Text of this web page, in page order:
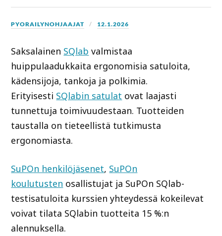
PYORAILYNOHJAAJAT 12.1.2026
Saksalainen SQlab valmistaa
huippulaadukkaita ergonomisia satuloita,
kädensijoja, tankoja ja polkimia.
Erityisesti SQlabin satulat ovat laajasti
tunnettuja toimivuudestaan. Tuotteiden
taustalla on tieteellistä tutkimusta
ergonomiasta.
SuPOn henkilöjäsenet, SuPOn
koulutusten osallistujat ja SuPOn SQlab-
testisatuloita kurssien yhteydessä kokeilevat
voivat tilata SQlabin tuotteita 15 %:n
alennuksella.